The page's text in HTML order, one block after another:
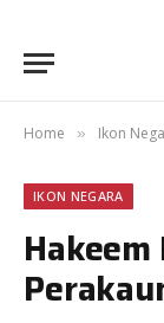
Home » Ikon
IKON NEGARA